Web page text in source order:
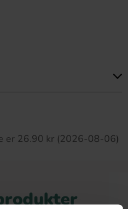
er 26.90 kr (2026-08-06)